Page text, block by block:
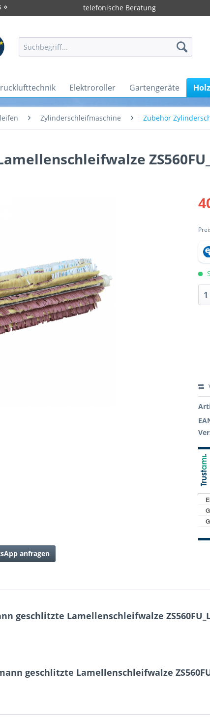
⋄ telefonische Beratung
Elektroroller Gartengeräte
Zylinderschleifmaschine Zubehör
anfragen
geschlitzte Lamellenschleifwalze
geschlitzte Lamellenschleifwalze